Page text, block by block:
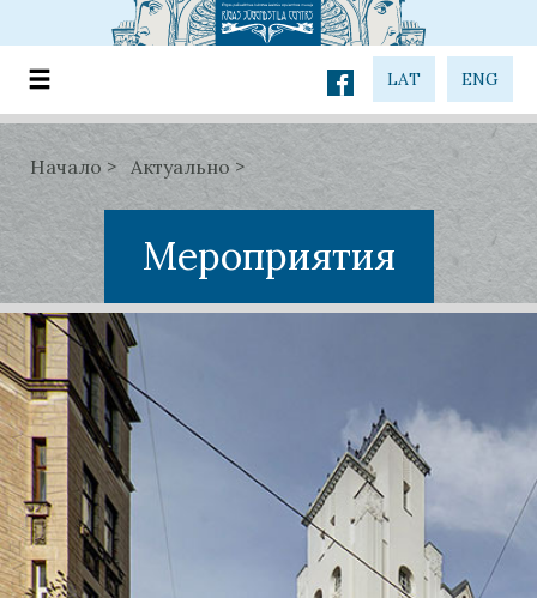
LAT ENG
Начало Актуально
Мероприятия